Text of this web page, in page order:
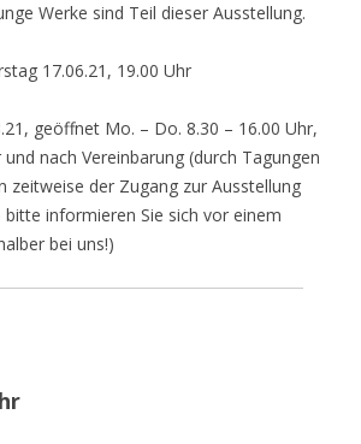
Werke sind Teil dieser Ausstellung.
17.06.21, 19.00 Uhr
geöffnet Mo. – Do. 8.30 – 16.00 Uhr,
und nach Vereinbarung (durch Tagungen
zeitweise der Zugang zur Ausstellung
informieren Sie sich vor einem
bei uns!)